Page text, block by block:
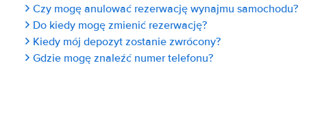
Czy mogę anulować rezerwację wynajmu samochodu?
Do kiedy mogę zmienić rezerwację?
Kiedy mój depozyt zostanie zwrócony?
Gdzie mogę znaleźć numer telefonu?